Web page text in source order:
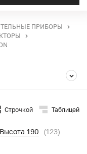
ПРИБОРЫ
Строчкой Таблицей
Высота 190
(123)